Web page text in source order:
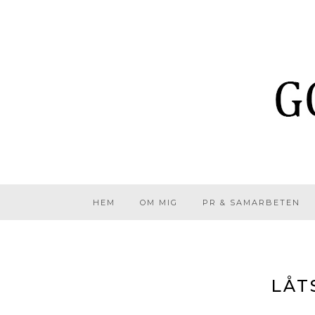
HEM OM MIG PR & SAMARBETEN